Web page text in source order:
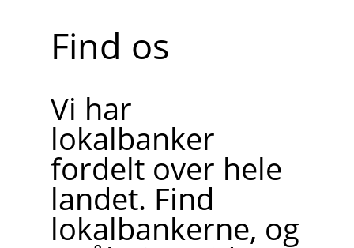
Find os
Vi har
lokalbanker
fordelt over hele
landet. Find
lokalbankerne, og